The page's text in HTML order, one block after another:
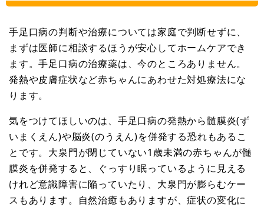
手足口病の判断や治療については家庭で判断せずに、
まずは医師に相談するほうが安心してホームケアでき
ます。手足口病の治療薬は、今のところありません。
発熱や皮膚症状など赤ちゃんにあわせた対処療法にな
ります。
気をつけてほしいのは、手足口病の発熱から髄膜炎(ず
いまくえん)や脳炎(のうえん)を併発する恐れもあるこ
とです。大泉門が閉じていない1歳未満の赤ちゃんが髄
膜炎を併発すると、ぐっすり眠っているように見える
けれど意識障害に陥っていたり、大泉門が膨らむケー
スもあります。自然治癒もありますが、症状の変化に